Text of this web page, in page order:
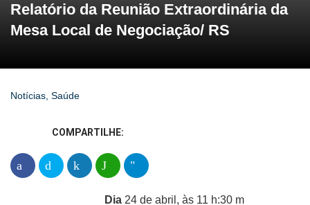
Relatório da Reunião Extraordinária da
Mesa Local de Negociação/ RS
Notícias, Saúde
COMPARTILHE:
Dia 24 de abril, às 11 h:30 m